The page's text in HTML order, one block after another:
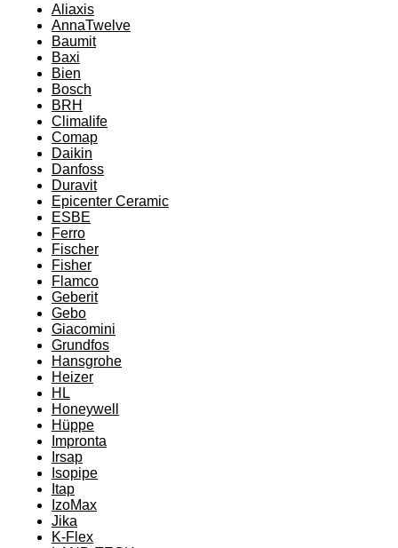
Aliaxis
AnnaTwelve
Baumit
Baxi
Bien
Bosch
BRH
Climalife
Comap
Daikin
Danfoss
Duravit
Epicenter Ceramic
ESBE
Ferro
Fischer
Fisher
Flamco
Geberit
Gebo
Giacomini
Grundfos
Hansgrohe
Heizer
HL
Honeywell
Hüppe
Impronta
Irsap
Isopipe
Itap
IzoMax
Jika
K-Flex